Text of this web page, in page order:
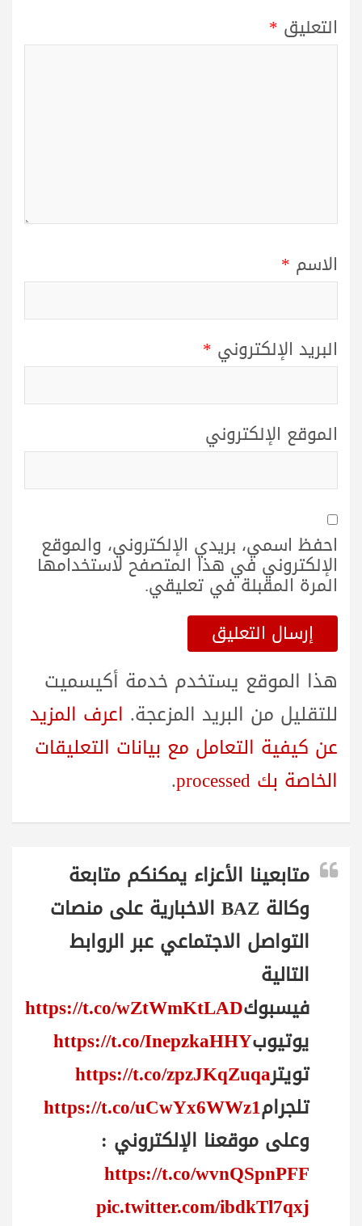
التعليق *
الاسم *
البريد الإلكتروني *
الموقع الإلكتروني
احفظ اسمي، بريدي الإلكتروني، والموقع
الإلكتروني في هذا المتصفح لاستخدامها
المرة المقبلة في تعليقي.
هذا الموقع يستخدم خدمة أكيسميت
للتقليل من البريد المزعجة. اعرف المزيد
عن كيفية التعامل مع بيانات التعليقات
الخاصة بك processed
.
متابعينا الأعزاء يمكنكم متابعة
وكالة BAZ الاخبارية على منصات
التواصل الاجتماعي عبر الروابط
التالية
فيسبوكhttps://t.co/wZtWmKtLAD
يوتيوبhttps://t.co/InepzkaHHY
تويترhttps://t.co/zpzJKqZuqa
تلجرامhttps://t.co/uCwYx6WWz1
وعلى موقعنا الإلكتروني :
https://t.co/wvnQSpnPFF
pic.twitter.com/ibdkTl7qxj